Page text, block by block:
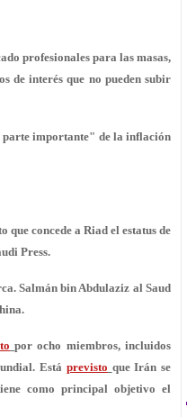
profesionales para las masas,
de interés que no pueden subir
parte importante" de la inflación
concede a Riad el estatus de
Press.
Salmán bin Abdulaziz al Saud
por ocho miembros, incluidos
Está previsto que Irán se
como principal objetivo el